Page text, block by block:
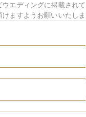
エディングに掲載され
ますようお願いいたしま